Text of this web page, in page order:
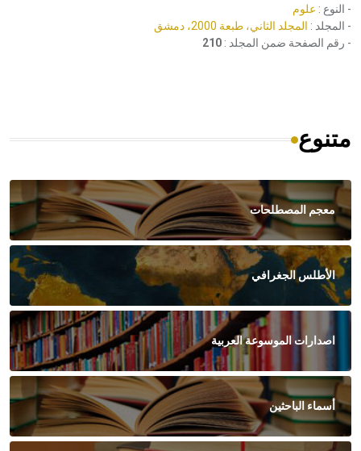
- النوع : علوم
- المجلد : المجلد الثاني، طبعة 2000، دمشق
- رقم الصفحة ضمن المجلد : 210
متنوع
معجم المصطلحات
الأطلس الجغرافي
اصدارات الموسوعة العربية
أسماء الباحثين